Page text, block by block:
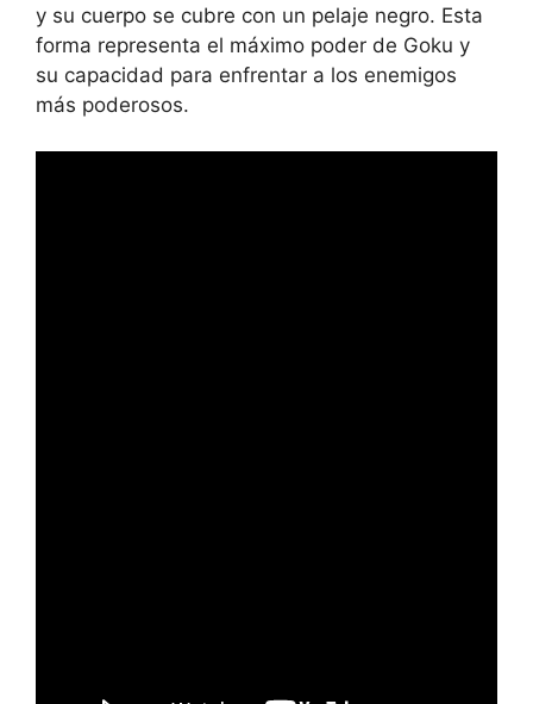
y su cuerpo se cubre con un pelaje negro. Esta
forma representa el máximo poder de Goku y
su capacidad para enfrentar a los enemigos
más poderosos.